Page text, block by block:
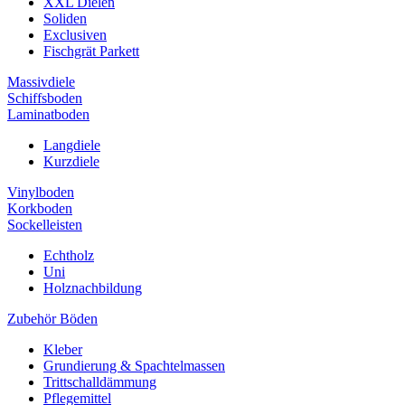
Soliden
Exclusiven
Fischgrät Parkett
Massivdiele
Schiffsboden
Laminatboden
Langdiele
Kurzdiele
Vinylboden
Korkboden
Sockelleisten
Echtholz
Uni
Holznachbildung
Zubehör Böden
Kleber
Grundierung & Spachtelmassen
Trittschalldämmung
Pflegemittel